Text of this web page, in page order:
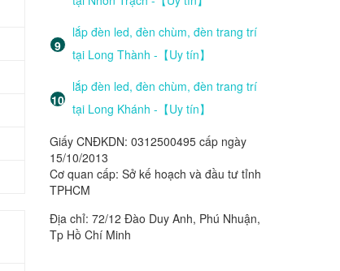
lắp đèn led, đèn chùm, đèn trang trí
tại Long Thành -【Uy tín】
lắp đèn led, đèn chùm, đèn trang trí
tại Long Khánh -【Uy tín】
Giấy CNĐKDN: 0312500495 cấp ngày
15/10/2013
Cơ quan cấp: Sở kế hoạch và đầu tư tỉnh
TPHCM
Địa chỉ: 72/12 Đào Duy Anh, Phú Nhuận,
Tp Hồ Chí Minh